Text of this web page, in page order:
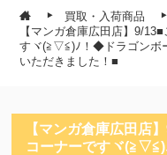
買取・入荷商品
【マンガ倉庫広田店】9/
すヾ(≧▽≦)ﾉ！◆ドラゴンボ
いただきました！■
【マンガ倉庫広田店
コーナーですヾ